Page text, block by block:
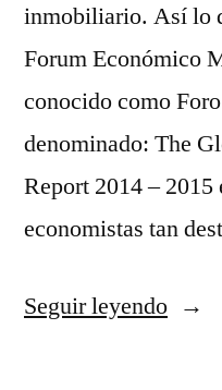
inmobiliario. Así lo
Forum Económico
conocido como
denominado: The
Report 2014 –
economistas tan
Seguir leyendo«La